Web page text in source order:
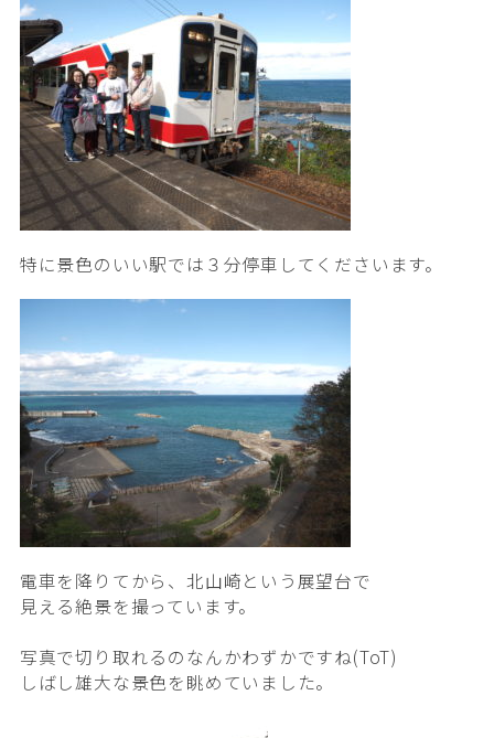
特に景色のいい駅では３分停車してくださいます。
電車を降りてから、北山崎という展望台で
見える絶景を撮っています。
写真で切り取れるのなんかわずかですね(ToT)
しばし雄大な景色を眺めていました。